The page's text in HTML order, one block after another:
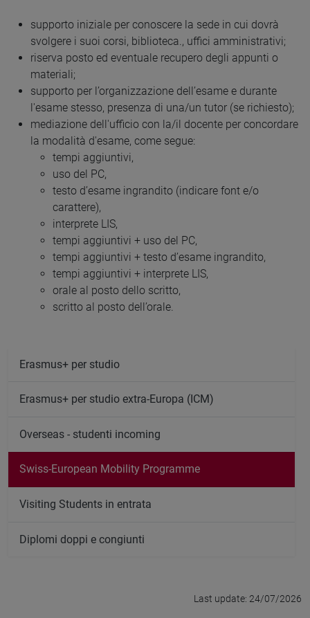
supporto iniziale per conoscere la sede in cui dovrà
svolgere i suoi corsi, biblioteca., uffici amministrativi;
riserva posto ed eventuale recupero degli appunti o
materiali;
supporto per l’organizzazione dell’esame e durante
l'esame stesso, presenza di una/un tutor (se richiesto);
mediazione dell'ufficio con la/il docente per concordare
la modalità d'esame, come segue:
tempi aggiuntivi,
uso del PC,
testo d’esame ingrandito (indicare font e/o
carattere),
interprete LIS,
tempi aggiuntivi + uso del PC,
tempi aggiuntivi + testo d’esame ingrandito,
tempi aggiuntivi + interprete LIS,
orale al posto dello scritto,
scritto al posto dell’orale.
Erasmus+ per studio
Erasmus+ per studio extra-Europa (ICM)
Overseas - studenti incoming
Swiss-European Mobility Programme
Visiting Students in entrata
Diplomi doppi e congiunti
Last update: 24/07/2026